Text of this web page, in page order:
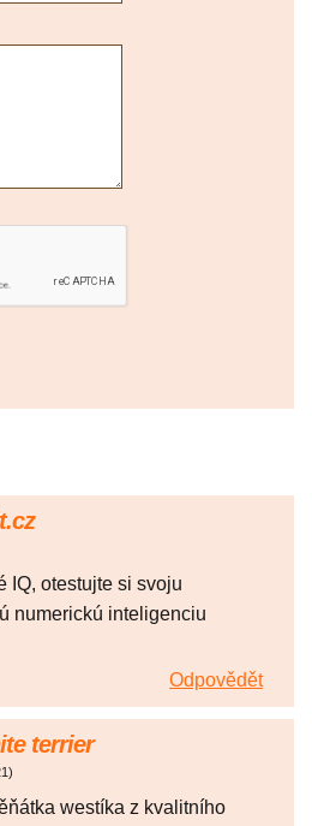
IQ, otestujte si svoju
numerickú inteligenciu
Odpovědět
terrier
)
westíka z kvalitního